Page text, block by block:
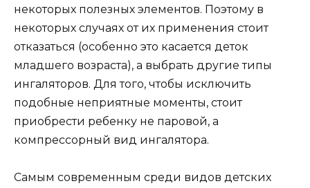
некоторых полезных элементов. Поэтому в
некоторых случаях от их применения стоит
отказаться (особенно это касается деток
младшего возраста), а выбрать другие типы
ингаляторов. Для того, чтобы исключить
подобные неприятные моменты, стоит
приобрести ребенку не паровой, а
компрессорный вид ингалятора.
Самым современным среди видов детских